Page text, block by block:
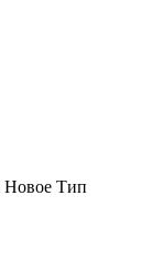
Новое Тип